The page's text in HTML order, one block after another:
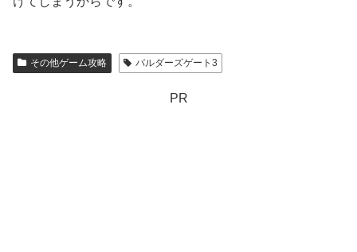
その他ゲーム攻略 バルダーズゲート3
PR